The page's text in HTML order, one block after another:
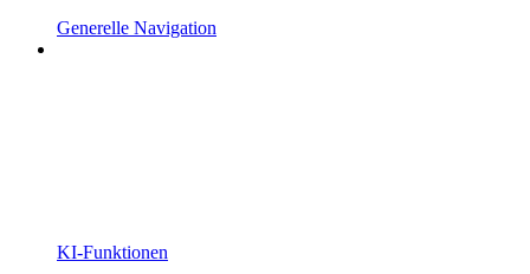
Generelle Navigation
KI-Funktionen